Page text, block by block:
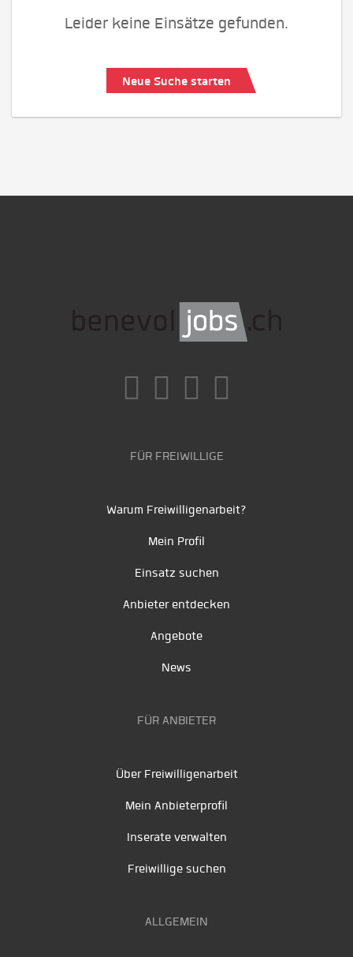
Leider keine Einsätze gefunden.
Neue Suche starten
FÜR FREIWILLIGE
Warum Freiwilligenarbeit?
Mein Profil
Einsatz suchen
Anbieter entdecken
Angebote
News
FÜR ANBIETER
Über Freiwilligenarbeit
Mein Anbieterprofil
Inserate verwalten
Freiwillige suchen
ALLGEMEIN